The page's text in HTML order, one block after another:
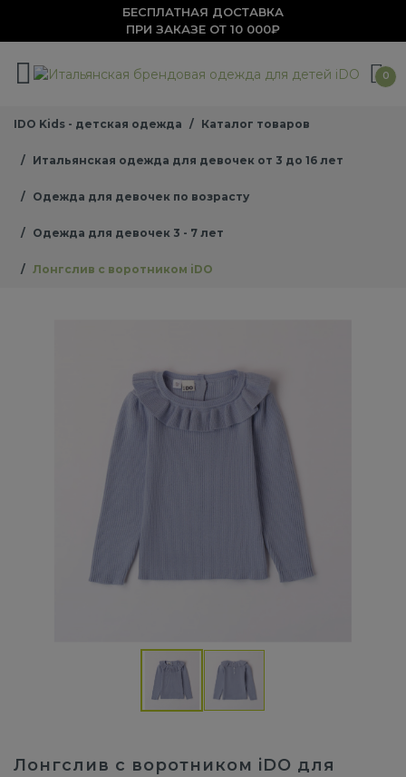
БЕСПЛАТНАЯ ДОСТАВКА
ПРИ ЗАКАЗЕ ОТ 10 000₽
0
IDO Kids - детская одежда Каталог товаров
Итальянская одежда для девочек от 3 до 16 лет
Одежда для девочек по возрасту
Одежда для девочек 3 - 7 лет
Лонгслив с воротником iDO
Лонгслив с воротником iDO для